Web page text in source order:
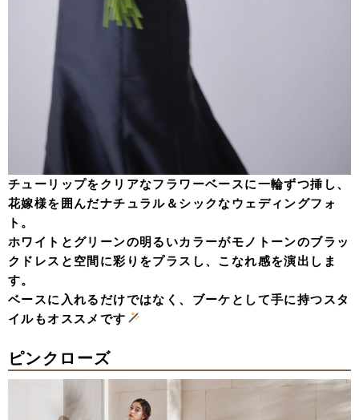
チューリップをクリアなフラワーベースに一輪ずつ挿し、
花嫁様を囲んだナチュラル＆シックなウェディングフォ
ト。
ホワイトとグリーンの明るいカラーがモノトーンのブラッ
クドレスと空間に彩りをプラスし、こなれ感を演出しま
す。
ベースに入れるだけではなく、ブーケとして手に持つスタ
イルもオススメです
ピンクローズ